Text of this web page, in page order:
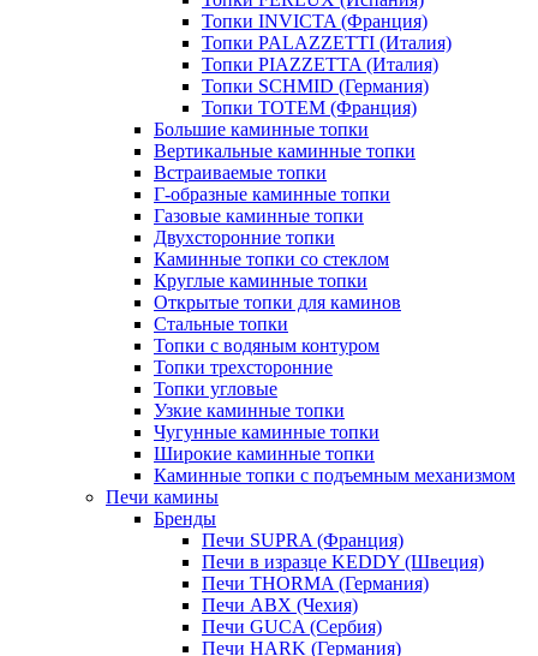
Топки INVICTA (Франция)
Топки PALAZZETTI (Италия)
Топки PIAZZETTA (Италия)
Топки SCHMID (Германия)
Топки TOTEM (Франция)
Большие каминные топки
Вертикальные каминные топки
Встраиваемые топки
Г-образные каминные топки
Газовые каминные топки
Двухсторонние топки
Каминные топки со стеклом
Круглые каминные топки
Открытые топки для каминов
Стальные топки
Топки с водяным контуром
Топки трехсторонние
Топки угловые
Узкие каминные топки
Чугунные каминные топки
Широкие каминные топки
Каминные топки с подъемным механизмом
Печи камины
Бренды
Печи SUPRA (Франция)
Печи в изразце KEDDY (Швеция)
Печи THORMA (Германия)
Печи ABX (Чехия)
Печи GUCA (Сербия)
Печи HARK (Германия)